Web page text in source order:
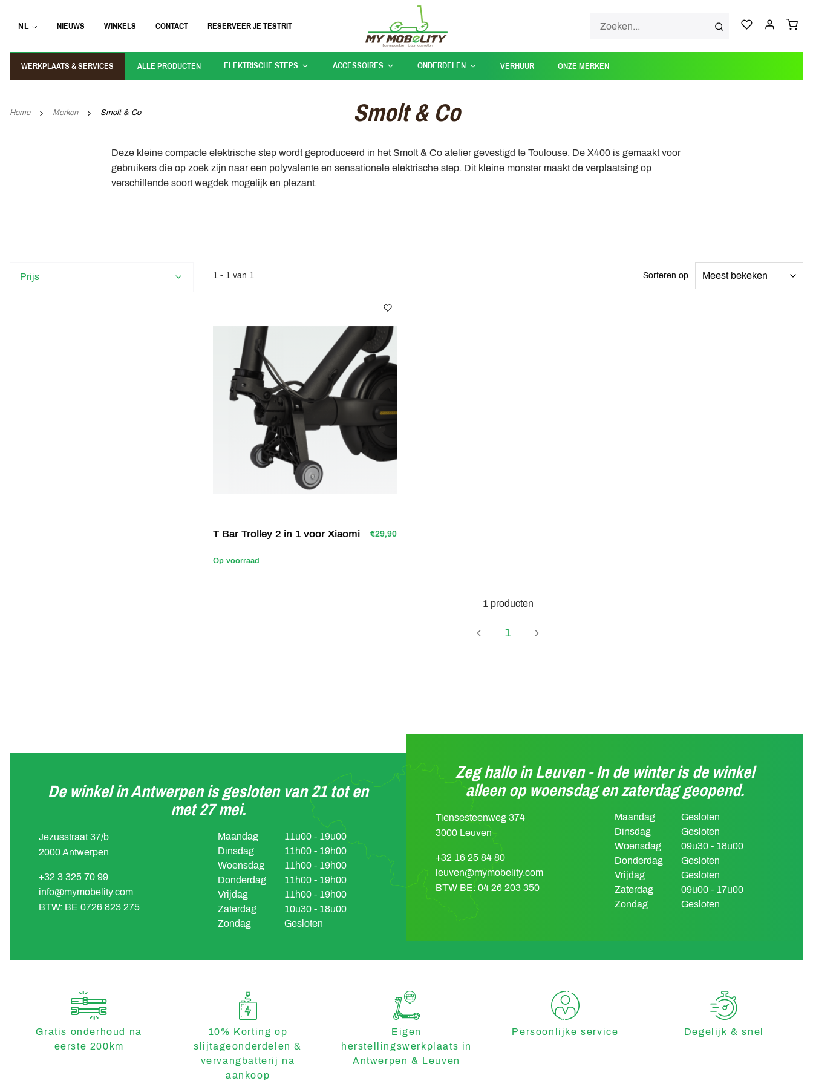
NL NIEUWS WINKELS CONTACT RESERVEER JE TESTRIT
WERKPLAATS & SERVICES ALLE PRODUCTEN ELEKTRISCHE STEPS ACCESSOIRES ONDERDELEN VERHUUR ONZE MERKEN
Home Merken Smolt & Co Smolt & Co
Deze kleine compacte elektrische step wordt geproduceerd in het Smolt & Co atelier gevestigd te Toulouse. De X400 is gemaakt voor
gebruikers die op zoek zijn naar een polyvalente en sensationele elektrische step. Dit kleine monster maakt de verplaatsing op
verschillende soort wegdek mogelijk en plezant.
Prijs 1 - 1 van 1 Sorteren op
T Bar Trolley 2 in 1 voor Xiaomi €29,90
Op voorraad
Page
1
1 producten
De winkel in Antwerpen is gesloten van 21 tot en
met 27 mei.
Jezusstraat 37/b
2000 Antwerpen
+32 3 325 70 99
info@mymobelity.com
BTW: BE 0726 823 275
Maandag
11u00 - 19u00
Dinsdag
11h00 - 19h00
Woensdag
11h00 - 19h00
Donderdag
11h00 - 19h00
Vrijdag
11h00 - 19h00
Zaterdag
10u30 - 18u00
Zondag
Gesloten
Zeg hallo in Leuven - In de winter is de winkel
alleen op woensdag en zaterdag geopend.
Tiensesteenweg 374
3000 Leuven
+32 16 25 84 80
leuven@mymobelity.com
BTW BE: 04 26 203 350
Maandag
Gesloten
Dinsdag
Gesloten
Woensdag
09u30 - 18u00
Donderdag
Gesloten
Vrijdag
Gesloten
Zaterdag
09u00 - 17u00
Zondag
Gesloten
Gratis onderhoud na
eerste 200km
10% Korting op
slijtageonderdelen &
vervangbatterij na
aankoop
Eigen
herstellingswerkplaats in
Antwerpen & Leuven
Persoonlijke service Degelijk & snel